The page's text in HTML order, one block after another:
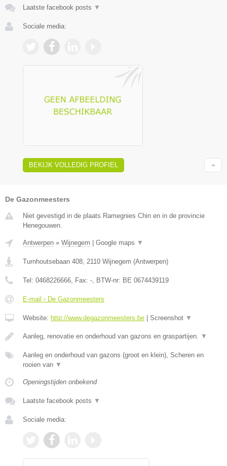
Laatste facebook posts ▼
Sociale media:
BEKIJK VOLLEDIG PROFIEL
De Gazonmeesters
Niet gevestigd in de plaats Ramegnies Chin en in de provincie
Henegouwen.
Antwerpen » Wijnegem Google maps ▼
Turnhoutsebaan 408 2110 Wijnegem (Antwerpen)
Tel: 0468226666 , Fax: - , BTW-nr: BE 0674439119
E-mail › De Gazonmeesters
Website: http://www.degazonmeesters.be Screenshot ▼
Aanleg, renovatie en onderhoud van gazons en graspartijen. ▼
Aanleg en onderhoud van gazons (groot en klein), Scheren en
rooien van ▼
Openingstijden onbekend
Laatste facebook posts ▼
Sociale media: